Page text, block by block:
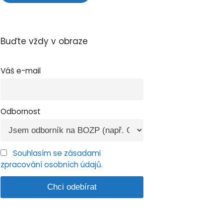
Buďte vždy v obraze
Váš e-mail
Odbornost
Souhlasím se zásadami
zpracování osobních údajů.